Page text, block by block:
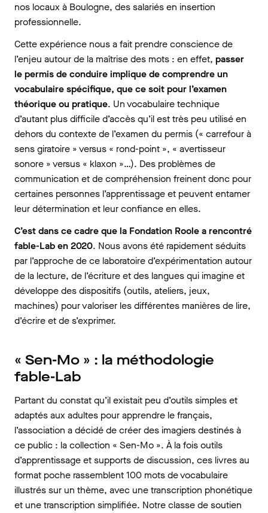
nos locaux à Boulogne, des salariés en insertion
professionnelle.
Cette expérience nous a fait prendre conscience de
l’enjeu autour de la maîtrise des mots : en effet, passer
le permis de conduire implique de comprendre un
vocabulaire spécifique, que ce soit pour l’examen
théorique ou pratique. Un vocabulaire technique
d’autant plus difficile d’accès qu’il est très peu utilisé en
dehors du contexte de l’examen du permis (« carrefour à
sens giratoire » versus « rond-point », « avertisseur
sonore » versus « klaxon »…). Des problèmes de
communication et de compréhension freinent donc pour
certaines personnes l’apprentissage et peuvent entamer
leur détermination et leur confiance en elles.
C’est dans ce cadre que la Fondation Roole a rencontré
fable-Lab en 2020. Nous avons été rapidement séduits
par l’approche de ce laboratoire d’expérimentation autour
de la lecture, de l’écriture et des langues qui imagine et
développe des dispositifs (outils, ateliers, jeux,
machines) pour valoriser les différentes manières de lire,
d’écrire et de s’exprimer.
« Sen-Mo » : la méthodologie
fable-Lab
Partant du constat qu’il existait peu d’outils simples et
adaptés aux adultes pour apprendre le français,
l’association a décidé de créer des imagiers destinés à
ce public : la collection « Sen-Mo ». À la fois outils
d’apprentissage et supports de discussion, ces livres au
format poche rassemblent 100 mots de vocabulaire
illustrés sur un thème, avec une transcription phonétique
et une transcription simplifiée. Notre classe de soutien